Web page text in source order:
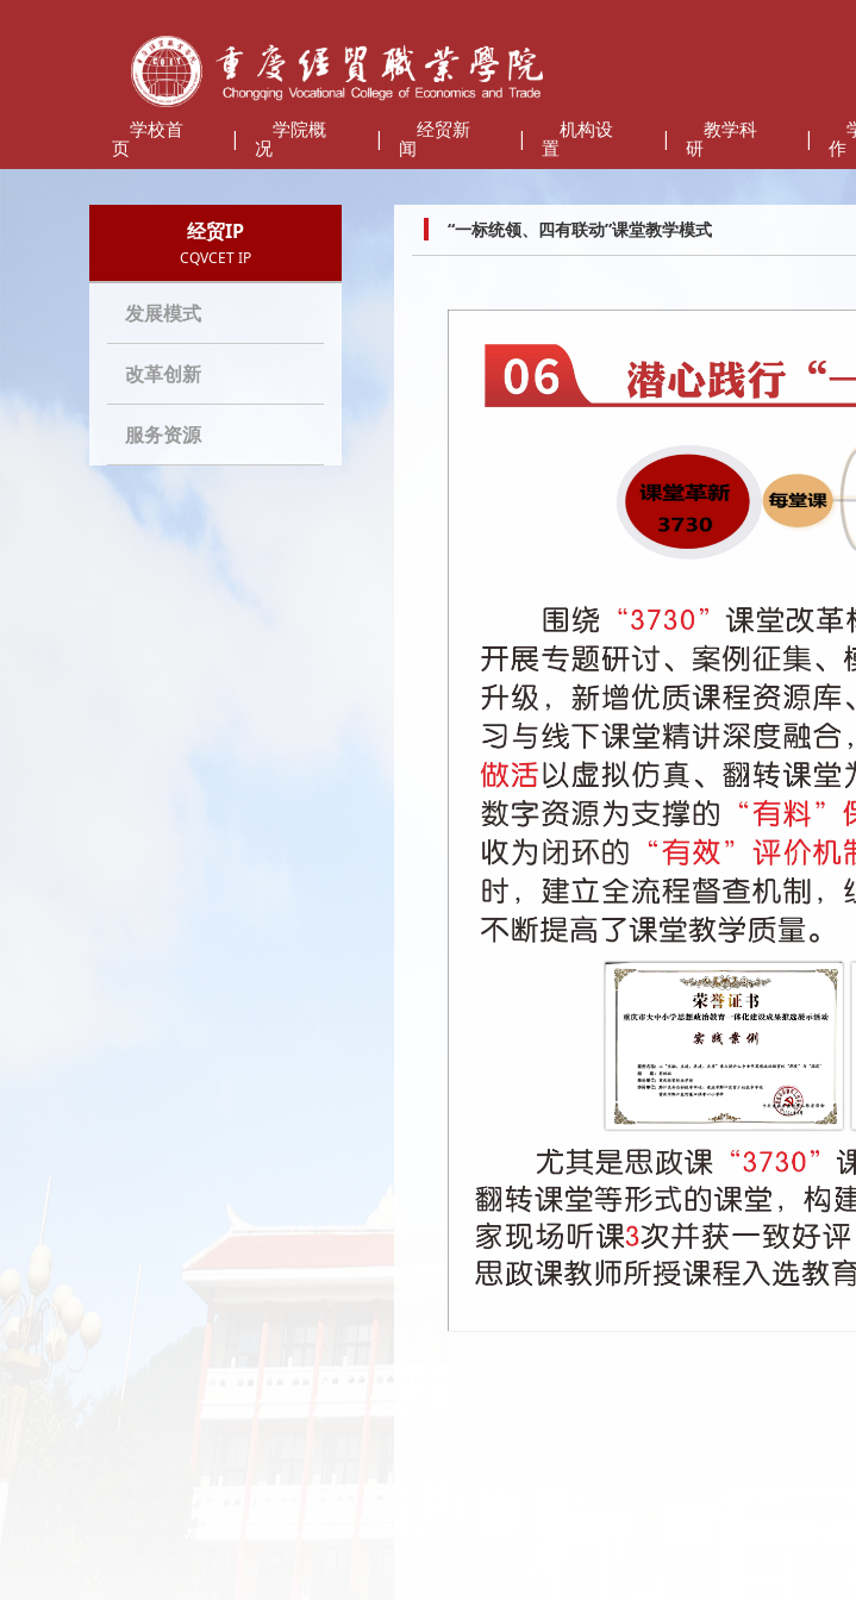
学校首
页
|
学院概
况
|
经贸新
闻
|
机构设
置
|
教学科
研
|
作
经贸IP
CQVCET IP
发展模式
改革创新
服务资源
“一标统领、四有联动”课堂教学模式